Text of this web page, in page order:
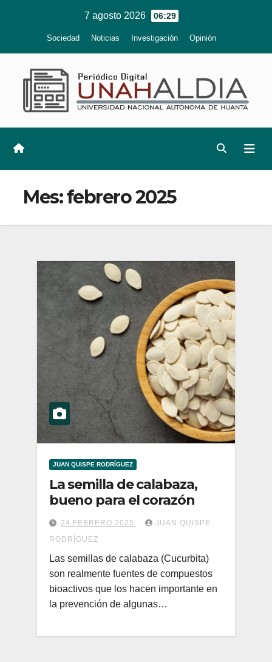
7 agosto 2026 06:29
Sociedad Noticias Investigación Opinión
Mes:febrero 2025
JUAN QUISPE RODRÍGUEZ
La semilla de calabaza,
bueno para el corazón
24 FEBRERO 2025
JUAN QUISPE
RODRÍGUEZ
Las semillas de calabaza (Cucurbita)
son realmente fuentes de compuestos
bioactivos que los hacen importante en
la prevención de algunas…